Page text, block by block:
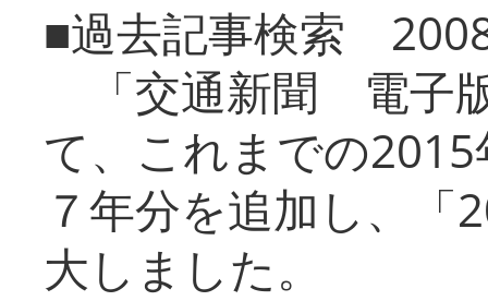
■過去記事検索
「交通新聞 電子
て、これまでの
７年分を追加し、「
大しまし